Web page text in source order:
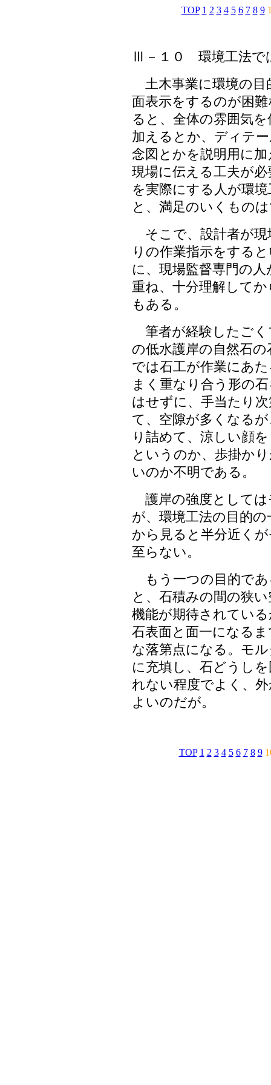
TOP 1 2 3 4 5 6 7 8 9
Ⅲ－１０
環境工法で
土木事業に環境の目
面表示をするのが困
ると、全体の雰囲気
加えるとか、ディテ
念図とかを説明用に
現場に伝える工夫が
を実際にする人が環
と、満足のいくもの
そこで、設計者が現
りの作業指示をする
に、現場監督専門の
重ね、十分理解して
もある。
筆者が経験したごく
の低水護岸の自然石
では石工が作業にあ
まく重なり合う形の
はせずに、手当たり
て、空隙が多くなる
り詰めて、涼しい顔
というのか、歩掛か
いのか不明である。
護岸の強度としては
が、環境工法の目的
から見ると半分近く
至らない。
もう一つの目的であ
と、石積みの間の狭
機能が期待されてい
石表面と面一になる
な落第点になる。モ
に充填し、石どうし
れない程度でよく、
よいのだが。
TOP 1 2 3 4 5 6 7 8 9